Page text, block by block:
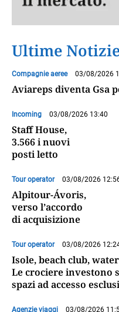
Ultime
Compagnie aeree 03/08/2026
Aviareps diventa Gsa
Incoming 03/08/2026 13:40
Staff House,
3.566 i nuovi
posti letto
Tour operator 03/08/2026
Alpitour-Ávoris,
verso l’accordo
di acquisizione
Tour operator 03/08/2026
Isole, beach club,
Le crociere investono
spazi ad accesso
Agenzie viaggi 03/08/2026